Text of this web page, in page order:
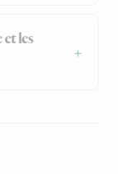
les